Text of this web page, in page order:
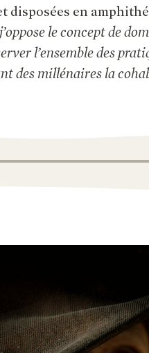
disposées en
le concept de
l’ensemble des
des millénaires la